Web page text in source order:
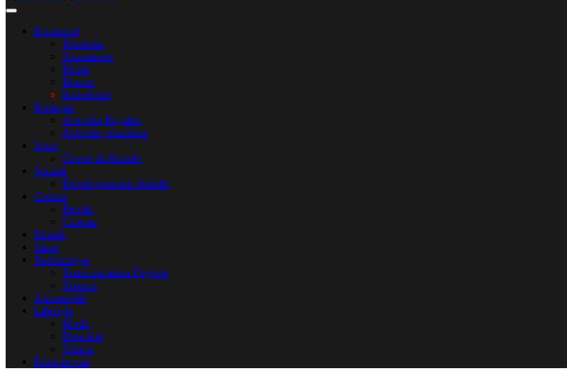
Economie
Tourisme
Assurances
Pêche
Bourse
Immobilier
Politique
Activités Royales
Activités princières
Sport
Coupe du Monde
Société
Développement durable
Culture
People
Cinéma
Monde
Santé
Technologie
Transformation Digitale
Science
Automobile
Lifestyle
Mode
Bien-être
Videos
Point de vue